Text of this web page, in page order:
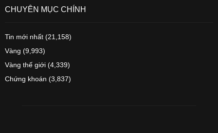
CHUYÊN MỤC CHÍNH
Tin mới nhất (21,158)
Vàng (9,993)
Vàng thế giới (4,339)
Chứng khoán (3,837)